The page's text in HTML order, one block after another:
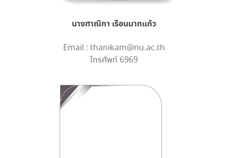
นางฑาณิกา เรือนมากแก้ว
Email : thanikam@nu.ac.th
โทรศัพท์ 6969